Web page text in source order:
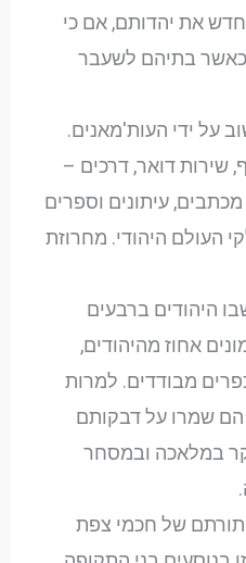
את יהדותם, אם כי
כאשר בתיהם לשעבר
שוב על ידי העות'מאנים.
שירות דואר, דרכים –
עיתונים וספרים
העולם היהודי. מחרוזת
היהודים ברבעים
אחוז מהיהודים,
מבודדים. למרות
הם שמרו על דבקותם
במלאכה ובמסחר
תורתם של חכמי צפת